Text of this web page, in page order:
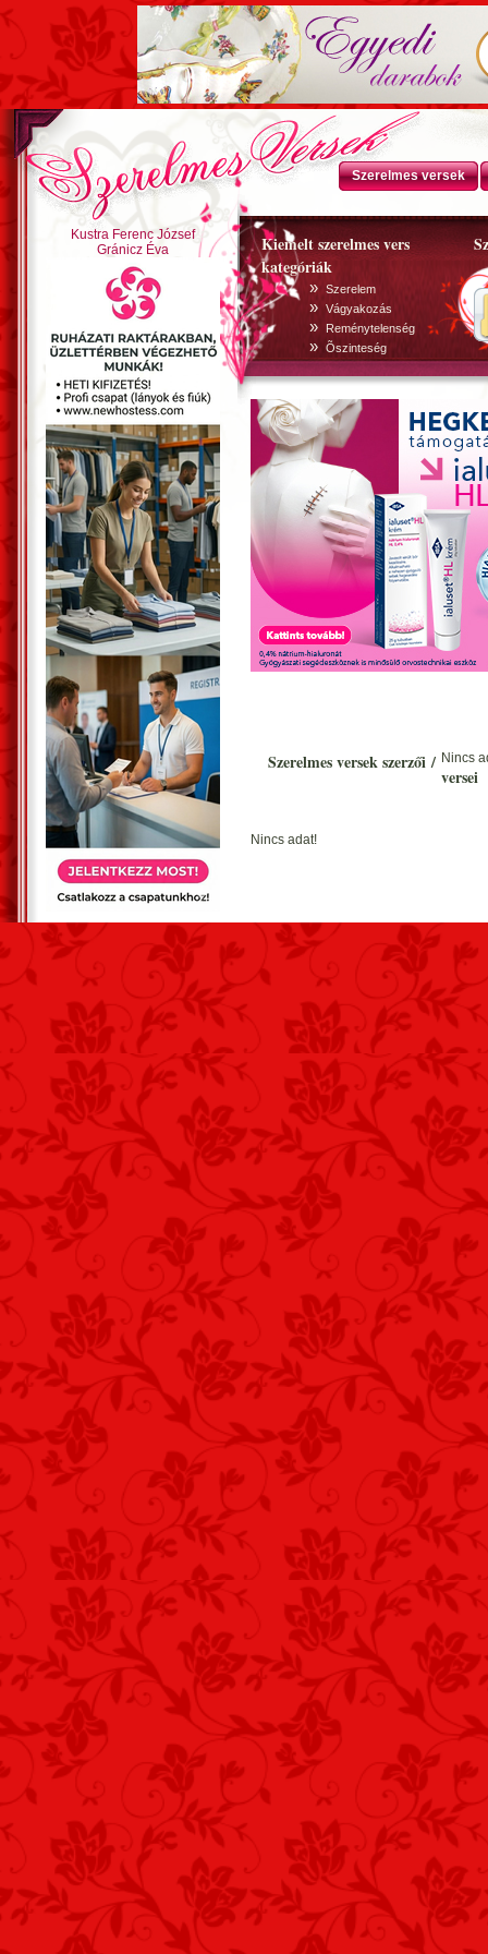
Szerelmes versek
Kiemelt szerelmes vers
kategóriák
» Szerelem
» Vágyakozás
» Reménytelenség
» Õszinteség
Kustra Ferenc József
Gránicz Éva
Szerelmes versek szerzői / Nincs
versei
Nincs adat!